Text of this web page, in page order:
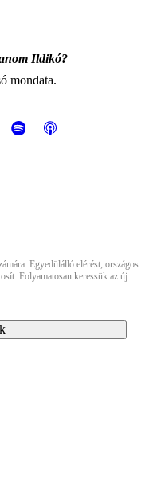
Ildikó?
mondata.
Egyedülálló elérést, országos
Folyamatosan keressük az új